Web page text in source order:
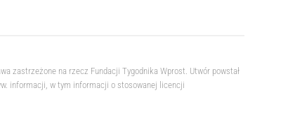
zastrzeżone na rzecz Fundacji Tygodnika Wprost. Utwór powstał
informacji, w tym informacji o stosowanej licencji